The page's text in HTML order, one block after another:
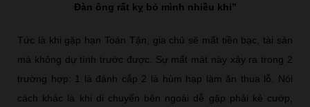
Đàn ông rất kỵ bỏ mình nhiều khi”
Tức là khi gặp hạn Toán Tận, gia chủ sẽ mất tiền bạc, tài sản
mà không dự tính trước được. Sự mất mát này xảy ra trong 2
trường hợp: 1 là đánh cắp 2 là hùm hạp làm ăn thua lỗ. Nói
cách khác là khi di chuyển bên ngoài dễ gặp phải kẻ cướp,